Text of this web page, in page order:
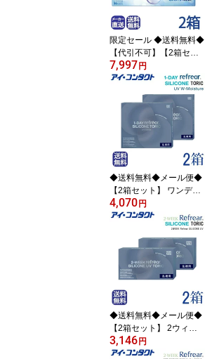
オアシス max 遠近両用
うるいおい ジョンソン&
ジョンソン 要処方指示書
提出 )
限定セール ◆送料無料◆
【代引不可】【2箱セッ
ト】 ワンデーアキュビュ
ーオアシス MAX 乱視用
コンタクトレンズ (30
枚)】(コンタクトレンズ
ワンデー 1day 1日使い捨
て オアシス max 乱視用
トーリック うるいおい
ジョンソン&ジョンソン
アキュビュー 要処方指示
書提出 )
7,997円
◆送料無料◆メール便◆
【2箱セット】 ワンデー
リフレア シリコーン 乱
視用 UV Wモイスチャー
【30枚】（ UV Wモイス
チャー コンタクトレンズ
ワンデー ワンデーコンタ
クト ワンデイコンタクト
1day 使い捨てコンタク
ト UVカット シリコン 酸
素透過率 従来品比較15.6
倍 )
4,070円
◆送料無料◆メール便◆
【2箱セット】 2ウィー
クリフレア シリコーン U
V 乱視用【6枚】（ 2wee
3,146円